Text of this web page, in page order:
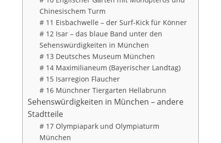
Chinesischem Turm
# 11 Eisbachwelle – der Surf-Kick für Könner
# 12 Isar – das blaue Band unter den
Sehenswürdigkeiten in München
# 13 Deutsches Museum München
# 14 Maximilianeum (Bayerischer Landtag)
# 15 Isarregion Flaucher
# 16 Münchner Tiergarten Hellabrunn
Sehenswürdigkeiten in München – andere
Stadtteile
# 17 Olympiapark und Olympiaturm
München